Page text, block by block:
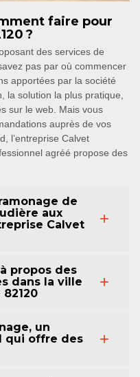
faire pour
?
des services de
pas par où commencer
apportées par la société
la solution la plus pratique,
sur le web. Mais vous
auprès de vos
l’entreprise Calvet
agréé propose des
de
aux
Calvet
propos des
dans la ville
un
qui offre des